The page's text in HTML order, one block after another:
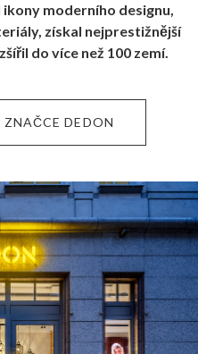
moderního designu,
získal nejprestižnější
do více než 100 zemí.
DEDON